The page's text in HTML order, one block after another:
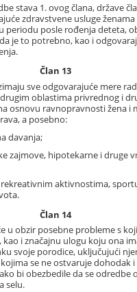
stava 1. ovog člana, države
zdravstvene usluge ženama
periodu posle rođenja deteta,
je to potrebno, kao i
Član 13
sve odgovarajuće mere
oblastima privrednog i
osnovu ravnopravnosti žena i
a posebno:
davanja;
zajmove, hipotekarne i druge
rekreativnim aktivnostima,
Član 14
u obzir posebne probleme s
kao i značajnu ulogu koju ona
svoje porodice, uključujući
se ne ostvaruje dohodak i
bi obezbedile da se odredbe
selu.